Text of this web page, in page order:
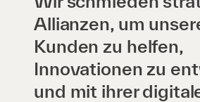
Allianzen, um
Kunden zu helfen,
Innovationen zu
und mit ihrer